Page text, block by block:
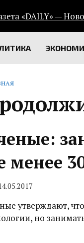
менее
утверждают,
но